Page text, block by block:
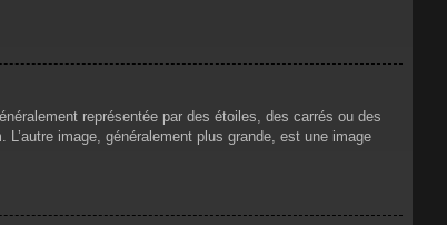
représentée par des étoiles, des carrés ou des
image, généralement plus grande, est une image